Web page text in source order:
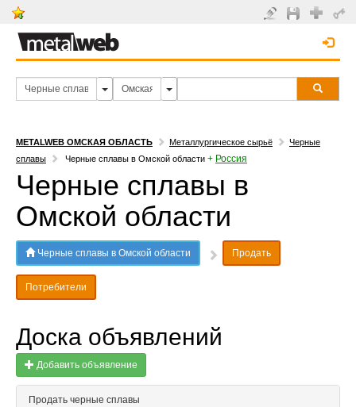
METALWEB ОМСКАЯ ОБЛАСТЬ Металлургическое сырьё
Черные
сплавы
Черные сплавы в Омской области + Россия
Черные сплавы в
Омской области
Черные сплавы в Омской области Продать
Потребители
Доска объявлений
Добавить объявление
Продать черные сплавы